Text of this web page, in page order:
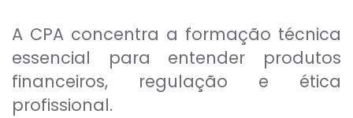
A CPA concentra a formação técnica
essencial para entender produtos
financeiros, regulação e ética
profissional.